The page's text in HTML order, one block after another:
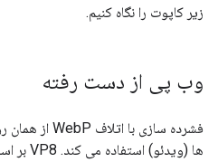
زیر کاپوت را نگاه کنیم.
وب پی از دست رفته
ها (ویدئو) استفاده می کند. VP8 بر اساس